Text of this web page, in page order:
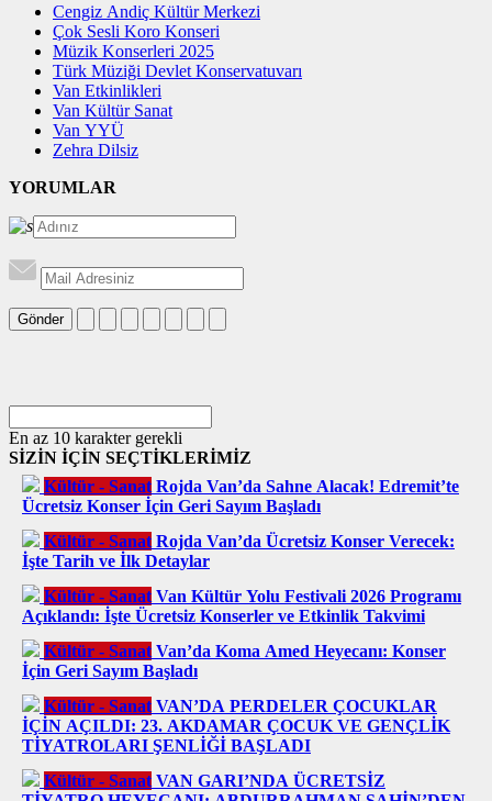
Cengiz Andiç Kültür Merkezi
Çok Sesli Koro Konseri
Müzik Konserleri 2025
Türk Müziği Devlet Konservatuvarı
Van Etkinlikleri
Van Kültür Sanat
Van YYÜ
Zehra Dilsiz
YORUMLAR
Gönder
En az 10 karakter gerekli
SİZİN İÇİN SEÇTİKLERİMİZ
Kültür - Sanat Rojda Van’da Sahne Alacak! Edremit’te
Ücretsiz Konser İçin Geri Sayım Başladı
Kültür - Sanat Rojda Van’da Ücretsiz Konser Verecek:
İşte Tarih ve İlk Detaylar
Kültür - Sanat Van Kültür Yolu Festivali 2026 Programı
Açıklandı: İşte Ücretsiz Konserler ve Etkinlik Takvimi
Kültür - Sanat Van’da Koma Amed Heyecanı: Konser
İçin Geri Sayım Başladı
Kültür - Sanat VAN’DA PERDELER ÇOCUKLAR
İÇİN AÇILDI: 23. AKDAMAR ÇOCUK VE GENÇLİK
TİYATROLARI ŞENLİĞİ BAŞLADI
Kültür - Sanat VAN GARI’NDA ÜCRETSİZ